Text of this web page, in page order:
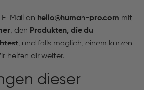
Mail an hello@human-pro.com mit
, den Produkten, die du
, und falls möglich, einem kurzen
helfen dir weiter.
dieser